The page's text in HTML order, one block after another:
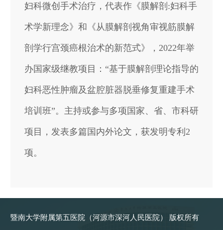
妇科微创手术治疗，代表作《膜解剖:妇科手
术学新理念》和《从膜解剖视角审视筋膜解
剖学行宫颈癌根治术的新范式》，2022年举
办国家级继教项目：“基于膜解剖理论指导的
妇科恶性肿瘤及盆腔脏器脱垂修复重建手术
培训班”。主持或参与多项国家、省、市科研
项目，发表多篇国内外论文，获发明专利2
项。
暨南大学附属第五医院（河源市深河人民医院） 版权所有